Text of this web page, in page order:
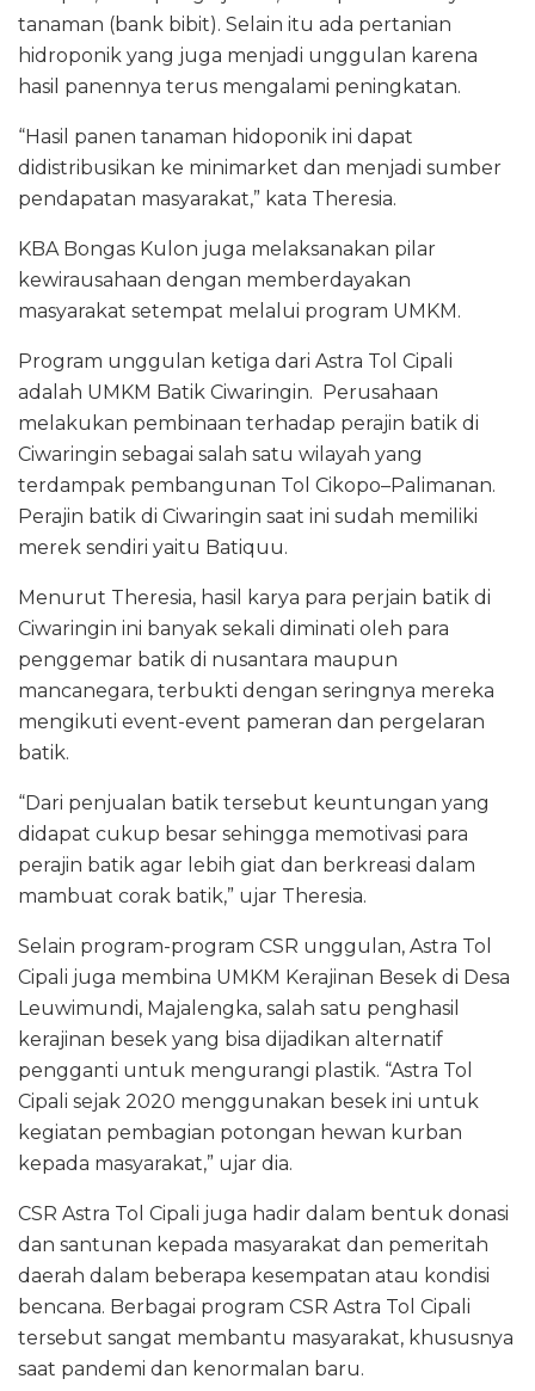
tanaman (bank bibit). Selain itu ada pertanian
hidroponik yang juga menjadi unggulan karena
hasil panennya terus mengalami peningkatan.
“Hasil panen tanaman hidoponik ini dapat
didistribusikan ke minimarket dan menjadi sumber
pendapatan masyarakat,” kata Theresia.
KBA Bongas Kulon juga melaksanakan pilar
kewirausahaan dengan memberdayakan
masyarakat setempat melalui program UMKM.
Program unggulan ketiga dari Astra Tol Cipali
adalah UMKM Batik Ciwaringin. Perusahaan
melakukan pembinaan terhadap perajin batik di
Ciwaringin sebagai salah satu wilayah yang
terdampak pembangunan Tol Cikopo–Palimanan.
Perajin batik di Ciwaringin saat ini sudah memiliki
merek sendiri yaitu Batiquu.
Menurut Theresia, hasil karya para perjain batik di
Ciwaringin ini banyak sekali diminati oleh para
penggemar batik di nusantara maupun
mancanegara, terbukti dengan seringnya mereka
mengikuti event-event pameran dan pergelaran
batik.
“Dari penjualan batik tersebut keuntungan yang
didapat cukup besar sehingga memotivasi para
perajin batik agar lebih giat dan berkreasi dalam
mambuat corak batik,” ujar Theresia.
Selain program-program CSR unggulan, Astra Tol
Cipali juga membina UMKM Kerajinan Besek di Desa
Leuwimundi, Majalengka, salah satu penghasil
kerajinan besek yang bisa dijadikan alternatif
pengganti untuk mengurangi plastik. “Astra Tol
Cipali sejak 2020 menggunakan besek ini untuk
kegiatan pembagian potongan hewan kurban
kepada masyarakat,” ujar dia.
CSR Astra Tol Cipali juga hadir dalam bentuk donasi
dan santunan kepada masyarakat dan pemeritah
daerah dalam beberapa kesempatan atau kondisi
bencana. Berbagai program CSR Astra Tol Cipali
tersebut sangat membantu masyarakat, khususnya
saat pandemi dan kenormalan baru.